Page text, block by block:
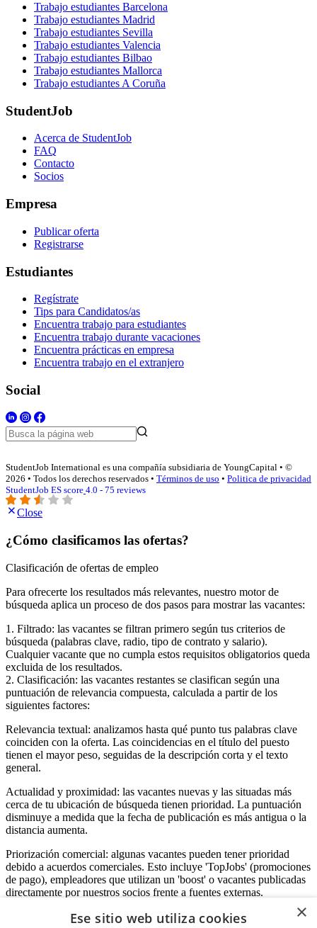
Trabajo estudiantes Barcelona
Trabajo estudiantes Madrid
Trabajo estudiantes Sevilla
Trabajo estudiantes Valencia
Trabajo estudiantes Bilbao
Trabajo estudiantes Mallorca
Trabajo estudiantes A Coruña
StudentJob
Acerca de StudentJob
FAQ
Contacto
Socios
Empresa
Publicar oferta
Registrarse
Estudiantes
Regístrate
Tips para Candidatos/as
Encuentra trabajo para estudiantes
Encuentra trabajo durante vacaciones
Encuentra prácticas en empresa
Encuentra trabajo en el extranjero
Social
StudentJob International es una compañía subsidiaria de YoungCapital • ©
2026 • Todos los derechos reservados • Términos de uso • Politica de privacidad
StudentJob ES score 4.0 - 75 reviews
Close
¿Cómo clasificamos las ofertas?
Clasificación de ofertas de empleo
Para ofrecerte los resultados más relevantes, nuestro motor de
búsqueda aplica un proceso de dos pasos para mostrar las vacantes:
1. Filtrado: las vacantes se filtran primero según tus criterios de
búsqueda (palabras clave, radio, tipo de contrato y salario).
Cualquier vacante que no cumpla estos requisitos obligatorios queda
excluida de los resultados.
2. Clasificación: las vacantes restantes se clasifican según una
puntuación de relevancia compuesta, calculada a partir de los
siguientes factores:
Relevancia textual: analizamos hasta qué punto tus palabras clave
coinciden con la oferta. Las coincidencias en el título del puesto
tienen el mayor peso, seguidas de la descripción corta y el texto
general.
Actualidad y proximidad: las vacantes nuevas y las situadas más
cerca de tu ubicación de búsqueda tienen prioridad. La puntuación
disminuye a medida que la fecha de publicación es más antigua o la
distancia aumenta.
Priorización comercial: algunas vacantes pueden tener prioridad
debido a acuerdos comerciales. Esto incluye 'TopJobs' (promociones
de pago), empleadores que utilizan un 'boost' o vacantes publicadas
directamente por nuestros socios frente a fuentes externas.
×
Ese sitio web utiliza cookies